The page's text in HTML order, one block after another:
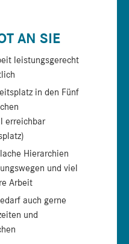
AN SIE
leistungsgerecht
in den Fünf
erreichbar
Hierarchien
und viel
Arbeit
auch gerne
und